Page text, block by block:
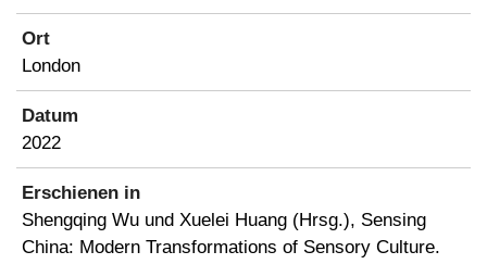
Ort
London
Datum
2022
Erschienen in
Shengqing Wu und Xuelei Huang (Hrsg.), Sensing
China: Modern Transformations of Sensory Culture.